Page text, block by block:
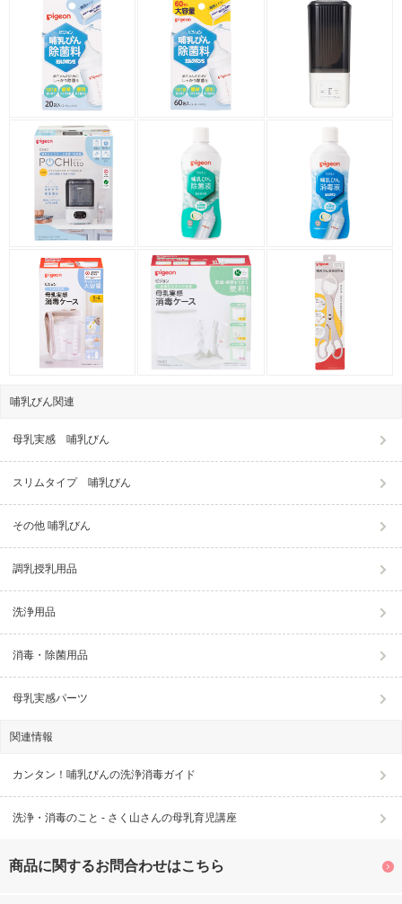
哺乳びん関連
母乳実感 哺乳びん
スリムタイプ 哺乳びん
その他 哺乳びん
調乳授乳用品
洗浄用品
消毒・除菌用品
母乳実感パーツ
関連情報
カンタン！哺乳びんの洗浄消毒ガイド
洗浄・消毒のこと - さく山さんの母乳育児講座
商品に関するお問合わせはこちら